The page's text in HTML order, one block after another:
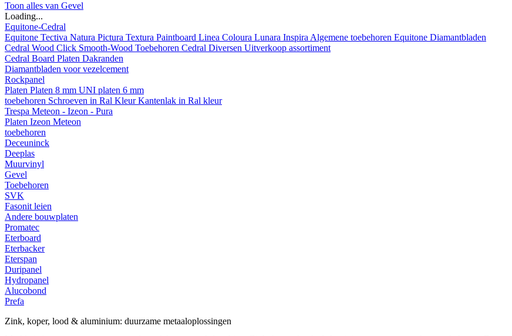
Toon alles van Gevel
Loading...
Equitone-Cedral
Equitone Tectiva Natura Pictura Textura Paintboard Linea Coloura Lunara Inspira Algemene toebehoren Equitone Diamantbladen
Cedral Wood Click Smooth-Wood Toebehoren Cedral Diversen Uitverkoop assortiment
Cedral Board Platen Dakranden
Diamantbladen voor vezelcement
Rockpanel
Platen Platen 8 mm UNI platen 6 mm
toebehoren Schroeven in Ral KleurKantenlak in Ral kleur
Trespa Meteon - Izeon - Pura
Platen Izeon Meteon
toebehoren
Deceuninck
Deeplas
Muurvinyl
Gevel
Toebehoren
SVK
Fasonit leien
Andere bouwplaten
Promatec
Eterboard
Eterbacker
Eterspan
Duripanel
Hydropanel
Alucobond
Prefa
Zink, koper, lood & aluminium: duurzame metaaloplossingen